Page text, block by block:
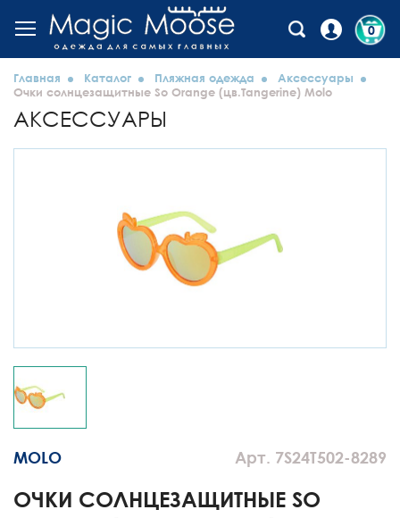
0
Главная Каталог Пляжная одежда
Аксессуары
Очки солнцезащитные So Orange (цв.Tangerine) Molo
АКСЕССУАРЫ
Арт. 7S24T502-8289
MOLO
ОЧКИ СОЛНЦЕЗАЩИТНЫЕ SO